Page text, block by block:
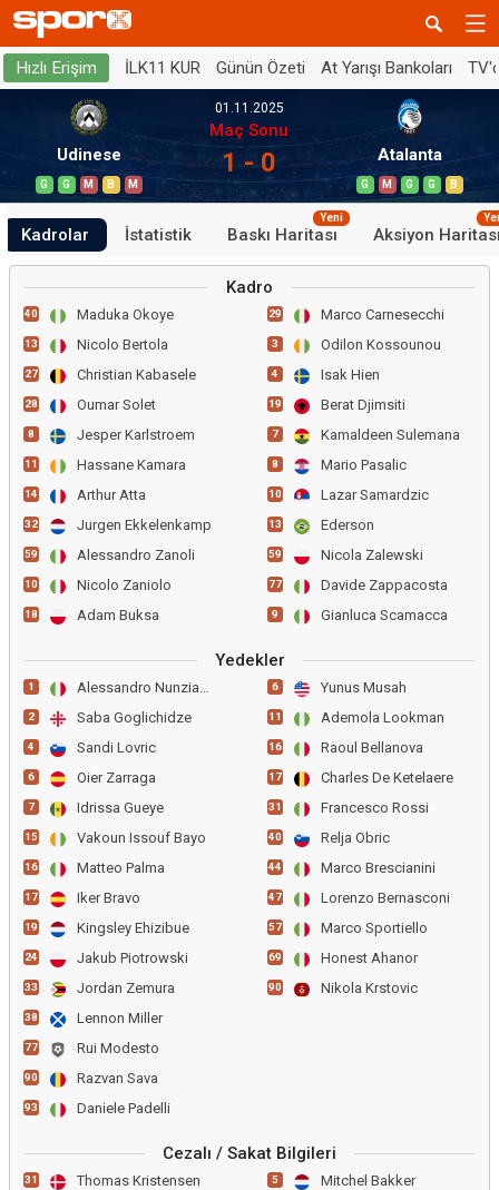
Hızlı Erişim İLK11 KUR Günün Özeti At Yarışı Bankoları
Udinese
G G M B M
01.11.2025
Maç Sonu
1 - 0 Atalanta
G M G G B
Kadrolar İstatistik Baskı Haritası
Yeni
Aksiyon
Kadro
40 Maduka Okoye
13 Nicolo Bertola
27 Christian Kabasele
28 Oumar Solet
8 Jesper Karlstroem
11 Hassane Kamara
14 Arthur Atta
32 Jurgen Ekkelenkamp
59 Alessandro Zanoli
10 Nicolo Zaniolo
18 Adam Buksa
29 Marco Carnesecchi
3 Odilon Kossounou
4 Isak Hien
19 Berat Djimsiti
7 Kamaldeen Sulemana
8 Mario Pasalic
10 Lazar Samardzic
13 Ederson
59 Nicola Zalewski
77 Davide Zappacosta
9 Gianluca Scamacca
Yedekler
1 Alessandro Nunziante
2 Saba Goglichidze
4 Sandi Lovric
6 Oier Zarraga
7 Idrissa Gueye
15 Vakoun Issouf Bayo
16 Matteo Palma
17 Iker Bravo
19 Kingsley Ehizibue
24 Jakub Piotrowski
33 Jordan Zemura
38 Lennon Miller
77 Rui Modesto
90 Razvan Sava
93 Daniele Padelli
6 Yunus Musah
11 Ademola Lookman
16 Raoul Bellanova
17 Charles De Ketelaere
31 Francesco Rossi
40 Relja Obric
44 Marco Brescianini
47 Lorenzo Bernasconi
57 Marco Sportiello
69 Honest Ahanor
90 Nikola Krstovic
Cezalı / Sakat Bilgileri
31 Thomas Kristensen 5 Mitchel Bakker